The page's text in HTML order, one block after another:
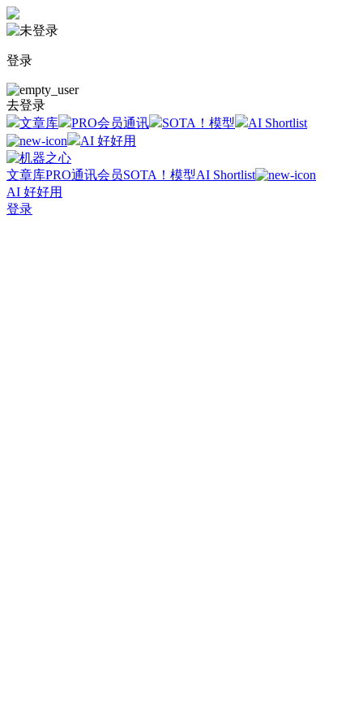
登录
去登录
文章库
PRO会员通讯 SOTA！模型
AI Shortlist
AI 好好用
文章库PRO通讯会员SOTA！模型AI Shortlist
AI 好好用
登录